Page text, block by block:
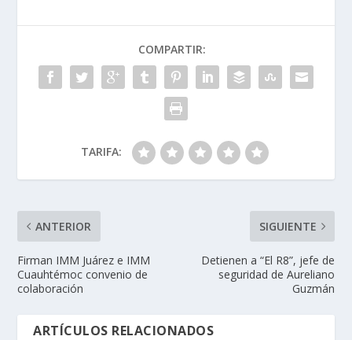
COMPARTIR:
TARIFA:
ANTERIOR
Firman IMM Juárez e IMM
Cuauhtémoc convenio de
colaboración
SIGUIENTE
Detienen a “El R8”, jefe de
seguridad de Aureliano
Guzmán
ARTÍCULOS RELACIONADOS